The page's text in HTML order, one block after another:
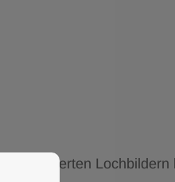
kombinierten